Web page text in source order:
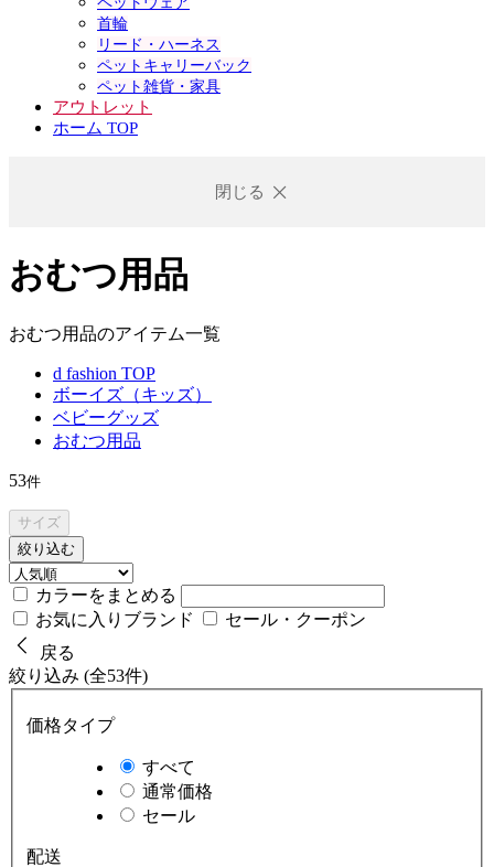
首輪
リード・ハーネス
ペットキャリーバック
ペット雑貨・家具
アウトレット
ホーム TOP
閉じる
おむつ用品
おむつ用品のアイテム一覧
d fashion TOP
ボーイズ（キッズ）
ベビーグッズ
おむつ用品
53件
サイズ
絞り込む
カラーをまとめる
お気に入りブランド
セール・クーポン
戻る
絞り込み (全53件)
価格タイプ
すべて
通常価格
セール
配送